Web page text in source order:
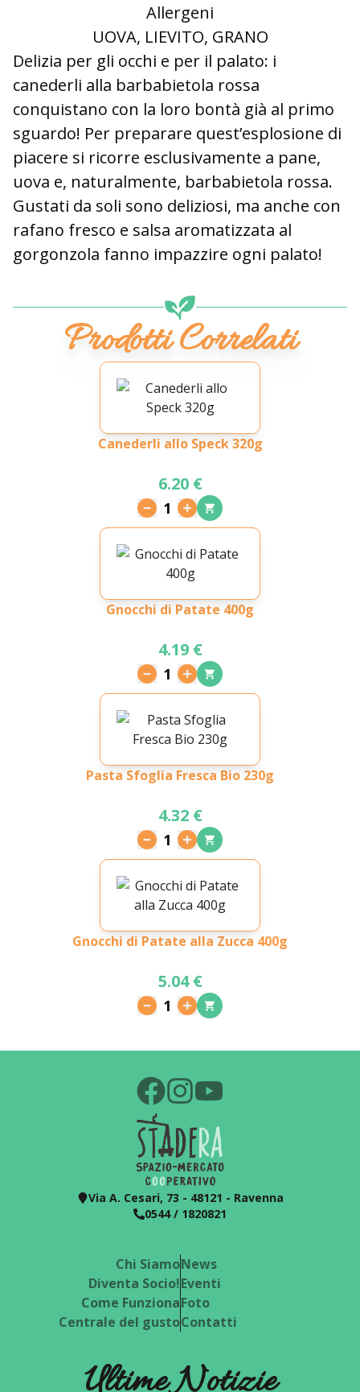
Allergeni
UOVA, LIEVITO, GRANO
Delizia per gli occhi e per il palato: i
canederli alla barbabietola rossa
conquistano con la loro bontà già al primo
sguardo! Per preparare quest’esplosione di
piacere si ricorre esclusivamente a pane,
uova e, naturalmente, barbabietola rossa.
Gustati da soli sono deliziosi, ma anche con
rafano fresco e salsa aromatizzata al
gorgonzola fanno impazzire ogni palato!
Prodotti Correlati
Canederli allo Speck 320g
6.20 €
1
Gnocchi di Patate 400g
4.19 €
1
Pasta Sfoglia Fresca Bio 230g
4.32 €
1
Gnocchi di Patate alla Zucca 400g
5.04 €
1
Via A. Cesari, 73 - 48121 - Ravenna
0544 / 1820821
Chi Siamo
Diventa Socio!
Come Funziona
Centrale del gusto
News
Eventi
Foto
Contatti